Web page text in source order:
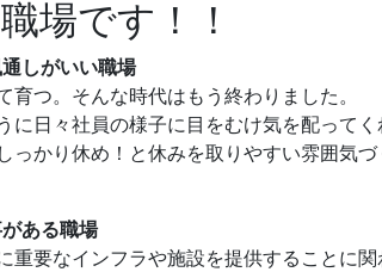
場です！！
しがいい職場
育つ。そんな時代はもう終わりました。
に日々社員の様子に目をむけ気を配ってく
っかり休め！と休みを取りやすい雰囲気
ある職場
重要なインフラや施設を提供することに関